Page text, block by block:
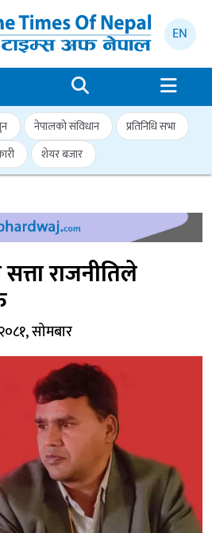
EN
नेपालको संविधान
प्रतिनिधि सभा
शेयर बजार
राजनीतिले
सोमबार